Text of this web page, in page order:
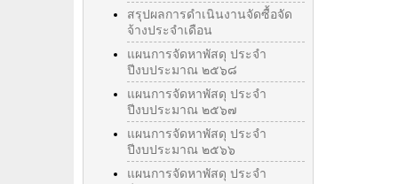
สรุปผลการดำเนินงานจัดซื้อจัด
จ้างประจำเดือน
แผนการจัดหาพัสดุ ประจำ
ปีงบประมาณ ๒๕๖๘
แผนการจัดหาพัสดุ ประจำ
ปีงบประมาณ ๒๕๖๗
แผนการจัดหาพัสดุ ประจำ
ปีงบประมาณ ๒๕๖๖
แผนการจัดหาพัสดุ ประจำ